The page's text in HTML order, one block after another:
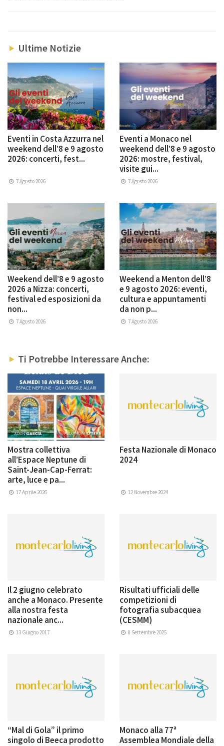
Ultime Notizie
Eventi in Costa Azzurra nel
weekend dell’8 e 9 agosto
2026: concerti, fest...
7 Agosto 2026
Eventi a Monaco nel
weekend dell’8 e 9 agosto
2026: mostre, festival,
visite gui...
7 Agosto 2026
Weekend dell’8 e 9 agosto
2026 a Nizza: concerti,
festival ed esposizioni da
non...
7 Agosto 2026
Weekend a Menton dell’8
e 9 agosto 2026: eventi,
cultura e appuntamenti
da non p...
7 Agosto 2026
Ti Potrebbe Interessare Anche:
Mostra collettiva
all’Espace Neptune di
Saint-Jean-Cap-Ferrat:
arte, luce e pa...
17 Aprile 2026
Festa Nazionale di Monaco
2024
12 Novembre 2024
Il 2 giugno celebrato
anche a Monaco. Presente
alla nostra festa
nazionale anc...
13 Giugno 2017
Risultati ufficiali delle
competizioni di
fotografia subacquea
(CESMM)
8 Settembre 2025
“Mal di Gola” il primo
singolo di Beeca prodotto
Monaco alla 77ª
Assemblea Mondiale della